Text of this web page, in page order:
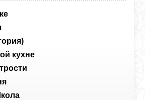
кухне